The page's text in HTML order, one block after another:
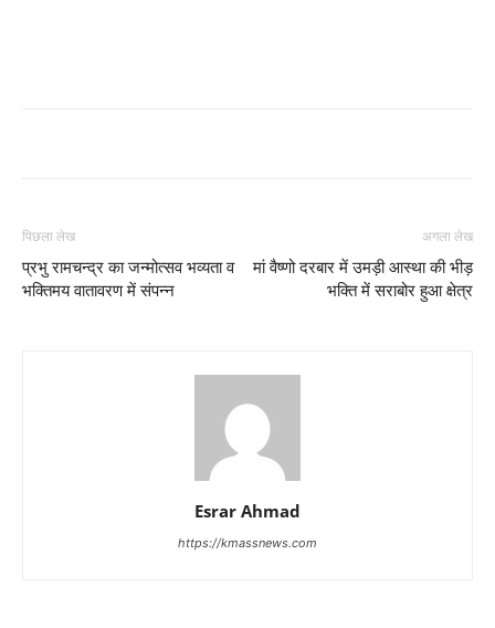
पिछला लेख
प्रभु रामचन्द्र का जन्मोत्सव भव्यता व
भक्तिमय वातावरण में संपन्न
अगला लेख
मां वैष्णो दरबार में उमड़ी आस्था की भीड़
भक्ति में सराबोर हुआ क्षेत्र
Esrar Ahmad
https://kmassnews.com